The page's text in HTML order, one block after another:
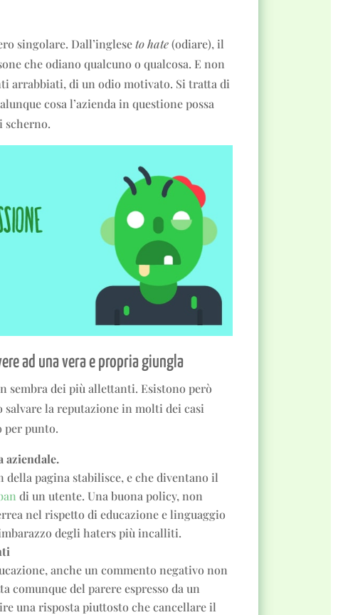
singolare. Dall’ingleseto hate(odiare), il
che odiano qualcuno o qualcosa. E non
arrabbiati, di un odio motivato. Si tratta di
cosa l’azienda in questione possa
scherno.
ad una vera e propria giungla
sembra dei più allettanti. Esistono però
salvare la reputazione in molti dei casi
per punto.
aziendale.
della pagina stabilisce, e che diventano il
di un utente. Una buona policy, non
nel rispetto di educazione e linguaggio
degli haters più incalliti.
anche un commento negativo non
comunque del parere espresso da un
una risposta piuttosto che cancellare il